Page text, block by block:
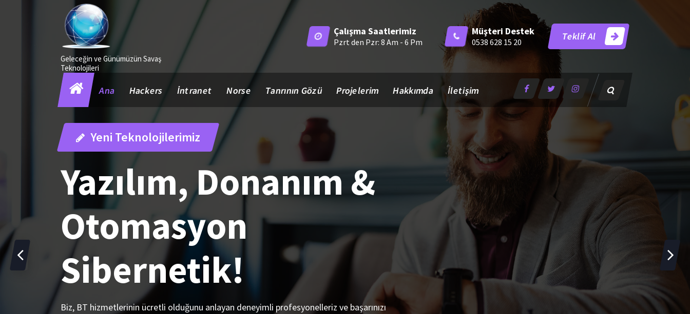
Geleceğin ve Günümüzün Savaş
Teknolojileri
Çalışma Saatlerimiz
Pzrt den Pzr: 8 Am - 6 Pm
Müşteri Destek
0538 628 15 20 Teklif Al
Ana Hackers İntranet Norse Tanrının Gözü Projelerim Hakkımda İletişim
Yeni Teknolojilerimiz
Yazılım, Donanım &
Otomasyon
Sibernetik!
Biz, BT hizmetlerinin ücretli olduğunu anlayan deneyimli profesyonelleriz ve başarınızı